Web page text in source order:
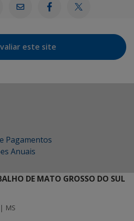
este site
Pagamentos
Anuais
DE MATO GROSSO DO SUL
MS